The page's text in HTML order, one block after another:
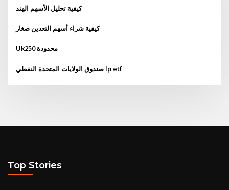
كيفية تحليل الأسهم الهند
كيفية شراء أسهم التعدين صغار
Uk250 محدودة
صندوق الولايات المتحدة النفطي lp etf
Top Stories